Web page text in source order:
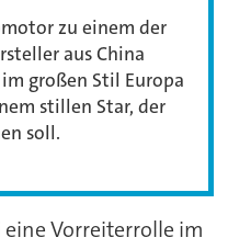
zu einem der
aus China
großen Stil Europa
stillen Star, der
soll.
Vorreiterrolle im